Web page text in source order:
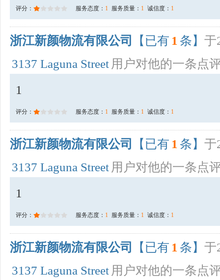
评分： 服务态度： 1 服务质量： 1 诚信度： 1
浙江新颜物流有限公司 【已有 1 条】 于
3137 Laguna Street 用户对他的一条点
1
评分： 服务态度： 1 服务质量： 1 诚信度： 1
浙江新颜物流有限公司 【已有 1 条】 于
3137 Laguna Street 用户对他的一条点
1
评分： 服务态度： 1 服务质量： 1 诚信度： 1
浙江新颜物流有限公司 【已有 1 条】 于
3137 Laguna Street 用户对他的一条点